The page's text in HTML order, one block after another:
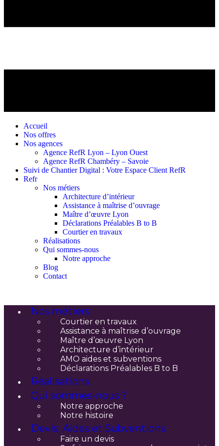
Accueil
Nos offres
Nos agences
Agence RefR Lyon – Lyon Ouest
Agence RefR Chambéry – Savoie
Suivi de Chantier Digital : Votre Espace Client RefR
Refr
Nos métiers
Architecture d’intérieur
Assistance à maîtrise d’ouvrage
Maître d’œuvre Lyon
Déclarations Préalables B to B
Courtier en travaux
Réalisations
Qui sommes-nous
Notre approche
Blog
Contact
Nos métiers
Courtier en travaux
Assistance à maîtrise d’ouvrage
Maître d’œuvre Lyon
Architecture d’intérieur
AMO aides et subventions
Déclarations Préalables B to B
Réalisations
Qui sommes-nous ?
Notre approche
Notre histoire
Devis, Aides et Subventions
Faire un devis